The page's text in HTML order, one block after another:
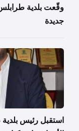
وقّعت بلدية
جديدة
استقبل رئيس